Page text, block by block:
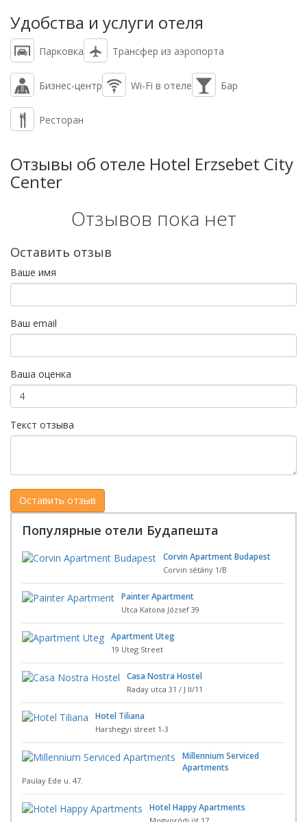
Удобства и услуги отеля
Парковка Трансфер из аэропорта
Бизнес-центр Wi-Fi в отеле Бар
Ресторан
Отзывы об отеле Hotel Erzsebet City
Center
Отзывов пока нет
Оставить отзыв
Ваше имя
Ваш email
Ваша оценка
Текст отзыва
Популярные отели Будапешта
Corvin Apartment Budapest
Corvin sétány 1/B
Painter Apartment
Utca Katona József 39
Apartment Uteg
19 Uteg Street
Casa Nostra Hostel
Raday utca 31 / J II/11
Hotel Tiliana
Harshegyi street 1-3
Millennium Serviced
Apartments
Paulay Ede u. 47.
Hotel Happy Apartments